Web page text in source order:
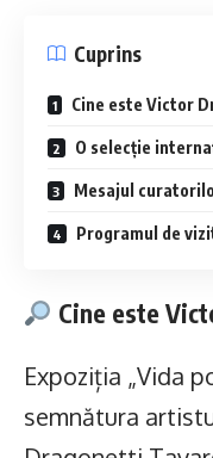
Cuprins
Cine este Victor
O selecție
Mesajul
Programul de
Cine este
Expoziția „Vida
semnătura